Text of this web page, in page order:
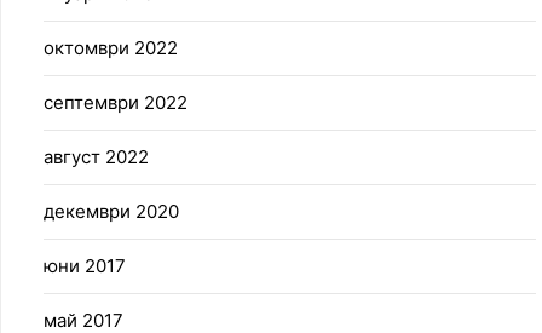
октомври 2022
септември 2022
август 2022
декември 2020
юни 2017
май 2017